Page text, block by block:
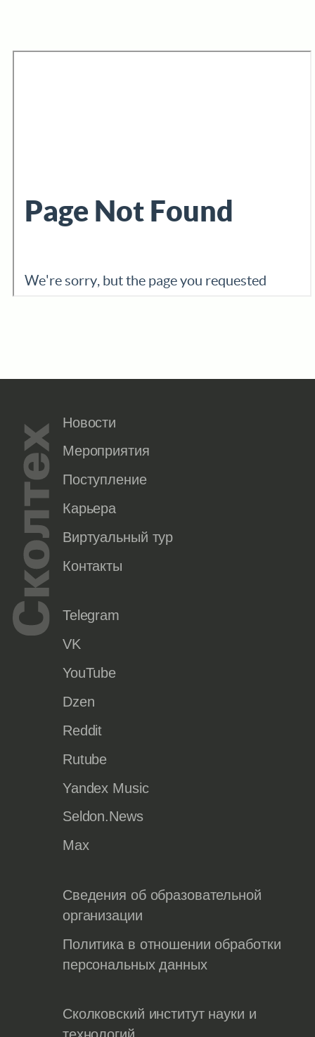
Новости
Мероприятия
Поступление
Карьера
Виртуальный тур
Контакты
Telegram
VK
YouTube
Dzen
Reddit
Rutube
Yandex Music
Seldon.News
Max
Сведения об образовательной
организации
Политика в отношении обработки
персональных данных
Сколковский институт науки и